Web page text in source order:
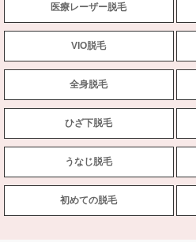
医療レーザー脱毛
VIO脱毛
全身脱毛
ひざ下脱毛
うなじ脱毛
初めての脱毛